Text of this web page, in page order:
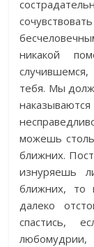
никакой
тебя. Мы
можешь
ближних.
изнуряешь
ближних, то
далеко
спастись,